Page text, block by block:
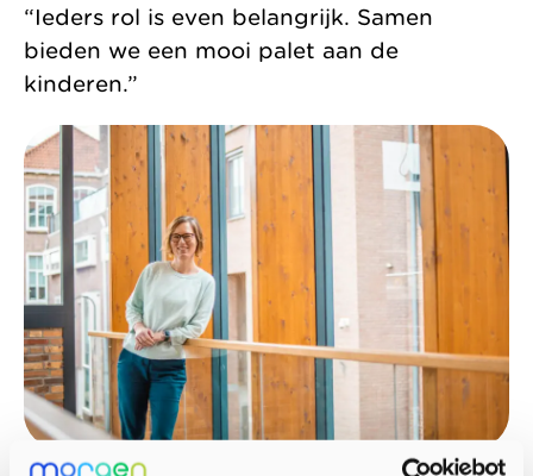
“Ieders rol is even belangrijk. Samen
bieden we een mooi palet aan de
kinderen.”